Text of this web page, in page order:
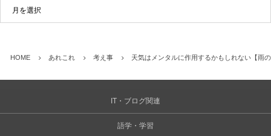
HOME あれこれ 考え事 天気はメンタルに作用するかもしれない【雨
IT・ブログ関連
語学・学習